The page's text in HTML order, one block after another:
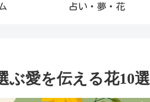
占い・夢・花
ぶ愛を伝える花10選